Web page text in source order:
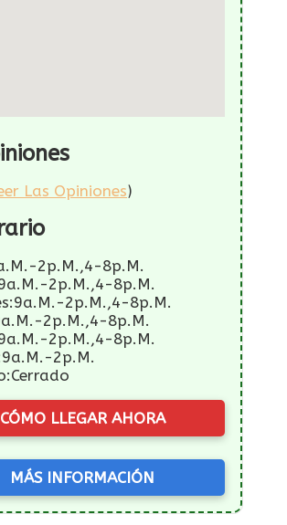
Las Opiniones)
2p.m.,4-8p.m.
2p.m.,4-8p.m.
2p.m.,4-8p.m.
2p.m.,4-8p.m.
2p.m.,4-8p.m.
2p.m.
CÓMO LLEGAR AHORA
MÁS INFORMACIÓN